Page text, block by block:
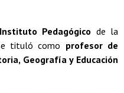
Instituto Pedagógico de la
tituló como profesor de
Geografía y Educación